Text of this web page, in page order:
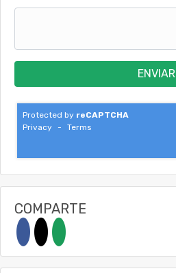
ENVIAR
Protected by reCAPTCHA
Privacy
- Terms
COMPARTE